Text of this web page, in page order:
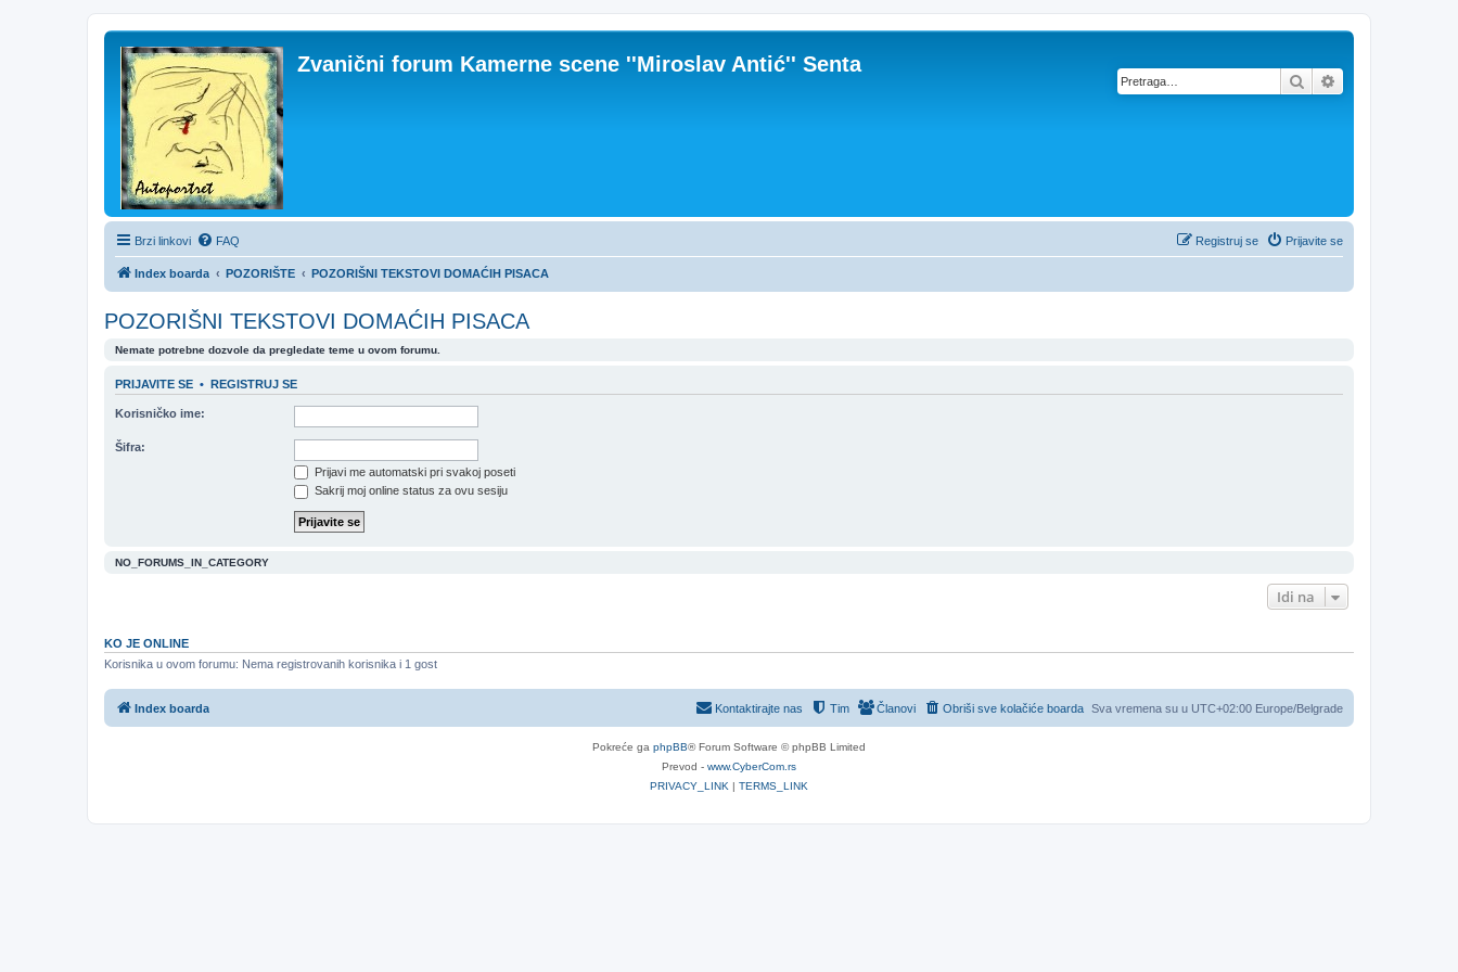
Zvanični forum Kamerne scene ''Miroslav Antić'' Senta
Pretraga
Brzi linkovi FAQ Prijavite se
Registruj se
Index boarda POZORIŠTE POZORIŠNI TEKSTOVI DOMAĆIH PISACA
POZORIŠNI TEKSTOVI DOMAĆIH PISACA
Nemate potrebne dozvole da pregledate teme u ovom forumu.
PRIJAVITE SE • REGISTRUJ SE
Korisničko ime:
Šifra:
Prijavi me automatski pri svakoj poseti
Sakrij moj online status za ovu sesiju
NO_FORUMS_IN_CATEGORY
Idi na
KO JE ONLINE
Korisnika u ovom forumu: Nema registrovanih korisnika i 1 gost
Index boarda Sva vremena su u UTC+02:00 Europe/Belgrade
Obriši sve kolačiće boarda
Članovi
Tim
Kontaktirajte nas
Pokreće ga phpBB® Forum Software © phpBB Limited
Prevod - www.CyberCom.rs
PRIVACY_LINK | TERMS_LINK